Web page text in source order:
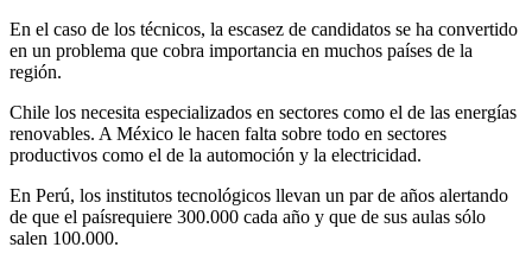
En el caso de los técnicos, la escasez de candidatos se ha convertido
en un problema que cobra importancia en muchos países de la
región.
Chile los necesita especializados en sectores como el de las energías
renovables. A México le hacen falta sobre todo en sectores
productivos como el de la automoción y la electricidad.
En Perú, los institutos tecnológicos llevan un par de años alertando
de que el paísrequiere 300.000 cada año y que de sus aulas sólo
salen 100.000.